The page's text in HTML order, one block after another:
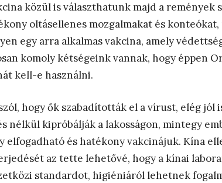
közül is választhatunk majd a remények
oltásellenes mozgalmakat és konteókat,
egy arra alkalmas vakcina, amely
komoly kétségeink vannak, hogy éppen
kell-e használni.
hogy ők szabadították el a vírust, elég
nélkül kipróbálják a lakosságon, mintegy
elfogadható és hatékony vakcinájuk. Kína
az tette lehetővé, hogy a kínai
standardot, higiéniáról lehetnek